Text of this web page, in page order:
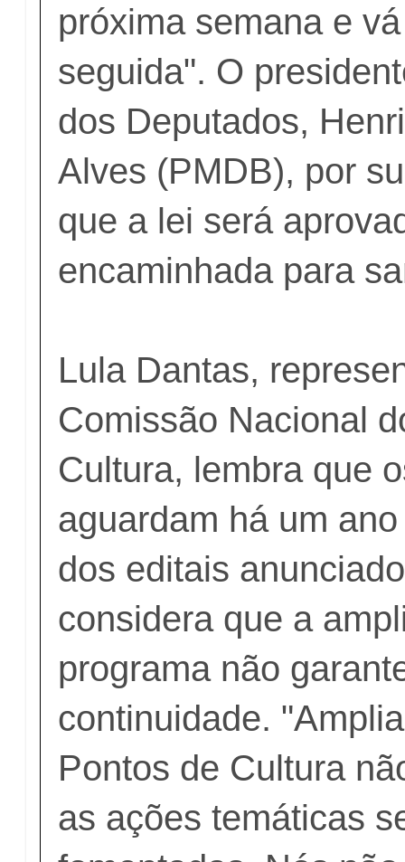
próxima semana e
seguida". O
dos Deputados,
Alves (PMDB), por
que a lei será
encaminhada para
Lula Dantas,
Comissão Nacional
Cultura, lembra que
aguardam há um
dos editais
considera que a
programa não
continuidade.
Pontos de Cultura
as ações temáticas